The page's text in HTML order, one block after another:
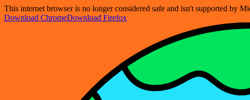
This internet browser is no longer considered safe and isn't supported by
Download ChromeDownload Firefox